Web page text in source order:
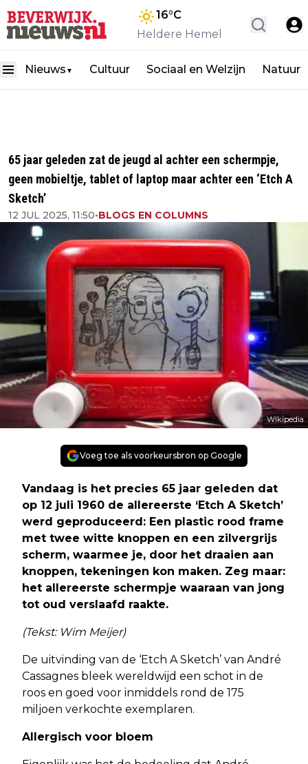
16°C
Heldere Hemel
Nieuws ▼ Cultuur Sociaal en Welzijn Natuur
65 jaar geleden zat de jeugd al achter een schermpje,
geen mobieltje, tablet of laptop maar achter een ‘Etch A
Sketch’
12 JUL 2025, 11:50•BLOGS EN COLUMNS
Wikipedia
Voeg toe als voorkeursbron op Google
Vandaag is het precies 65 jaar geleden dat
op 12 juli 1960 de allereerste ‘Etch A Sketch’
werd geproduceerd: Een plastic rood frame
met twee witte knoppen en een zilvergrijs
scherm, waarmee je, door het draaien aan
knoppen, tekeningen kon maken. Zeg maar:
het allereerste schermpje waaraan van jong
tot oud verslaafd raakte.
(Tekst: Wim Meijer)
De uitvinding van de ‘Etch A Sketch’ van André
Cassagnes bleek wereldwijd een schot in de
roos en goed voor inmiddels rond de 175
miljoen verkochte exemplaren.
Allergisch voor bloem